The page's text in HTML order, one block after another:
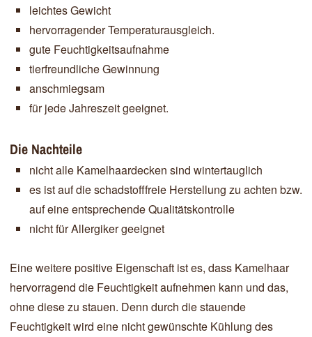
leichtes Gewicht
hervorragender Temperaturausgleich.
gute Feuchtigkeitsaufnahme
tierfreundliche Gewinnung
anschmiegsam
für jede Jahreszeit geeignet.
Die Nachteile
nicht alle Kamelhaardecken sind wintertauglich
es ist auf die schadstofffreie Herstellung zu achten bzw.
auf eine entsprechende Qualitätskontrolle
nicht für Allergiker geeignet
Eine weitere positive Eigenschaft ist es, dass Kamelhaar
hervorragend die Feuchtigkeit aufnehmen kann und das,
ohne diese zu stauen. Denn durch die stauende
Feuchtigkeit wird eine nicht gewünschte Kühlung des